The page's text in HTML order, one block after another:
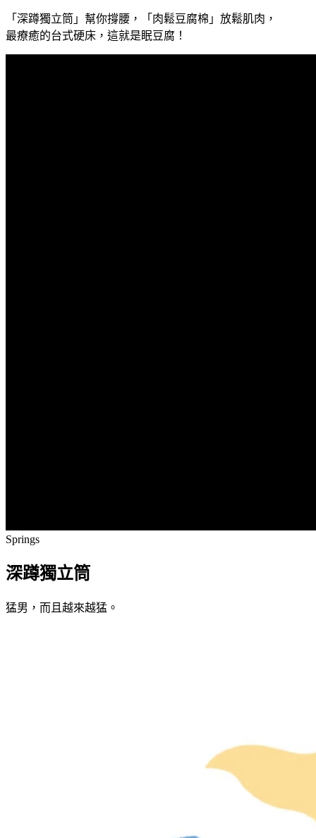
「深蹲獨立筒」幫你撐腰，「肉鬆豆腐棉」放鬆肌肉，
最療癒的台式硬床，這就是眠豆腐！
Springs
深蹲獨立筒
猛男，而且越來越猛。